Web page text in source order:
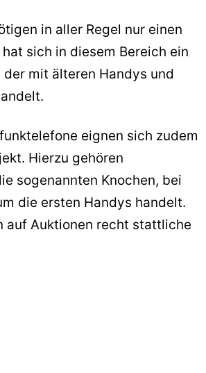
in aller Regel nur einen
hat sich in diesem Bereich ein
mit älteren Handys und
eignen sich zudem
Hierzu gehören
sogenannten Knochen, bei
die ersten Handys handelt.
auf Auktionen recht stattliche